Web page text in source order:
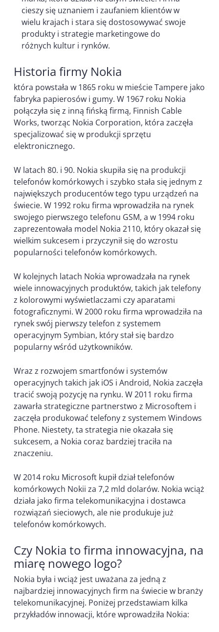
cieszy się uznaniem i zaufaniem klientów w
wielu krajach i stara się dostosowywać swoje
produkty i strategie marketingowe do
różnych kultur i rynków.
Historia firmy Nokia
która powstała w 1865 roku w mieście Tampere jako
fabryka papierosów i gumy. W 1967 roku Nokia
połączyła się z inną fińską firmą, Finnish Cable
Works, tworząc Nokia Corporation, która zaczęła
specjalizować się w produkcji sprzętu
elektronicznego.
W latach 80. i 90. Nokia skupiła się na produkcji
telefonów komórkowych i szybko stała się jednym z
największych producentów tego typu urządzeń na
świecie. W 1992 roku firma wprowadziła na rynek
swojego pierwszego telefonu GSM, a w 1994 roku
zaprezentowała model Nokia 2110, który okazał się
wielkim sukcesem i przyczynił się do wzrostu
popularności telefonów komórkowych.
W kolejnych latach Nokia wprowadzała na rynek
wiele innowacyjnych produktów, takich jak telefony
z kolorowymi wyświetlaczami czy aparatami
fotograficznymi. W 2000 roku firma wprowadziła na
rynek swój pierwszy telefon z systemem
operacyjnym Symbian, który stał się bardzo
popularny wśród użytkowników.
Wraz z rozwojem smartfonów i systemów
operacyjnych takich jak iOS i Android, Nokia zaczęła
tracić swoją pozycję na rynku. W 2011 roku firma
zawarła strategiczne partnerstwo z Microsoftem i
zaczęła produkować telefony z systemem Windows
Phone. Niestety, ta strategia nie okazała się
sukcesem, a Nokia coraz bardziej traciła na
znaczeniu.
W 2014 roku Microsoft kupił dział telefonów
komórkowych Nokii za 7,2 mld dolarów. Nokia wciąż
działa jako firma telekomunikacyjna i dostawca
rozwiązań sieciowych, ale nie produkuje już
telefonów komórkowych.
Czy Nokia to firma innowacyjna, na
miarę nowego logo?
Nokia była i wciąż jest uważana za jedną z
najbardziej innowacyjnych firm na świecie w branży
telekomunikacyjnej. Poniżej przedstawiam kilka
przykładów innowacji, które wprowadziła Nokia: